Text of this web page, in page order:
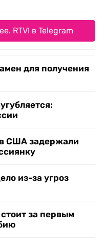
RTVI в Telegram
для получения
США задержали
из-за угроз
за первым